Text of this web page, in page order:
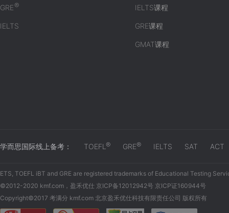
GRE®
IELTS
IELTS课程
GRE课程
GMAT课程
学而思国际线上备考： TOEFL ® GRE® IELTS SAT ACT
ETS, TOEFL iBT and GRE are registered trademarks of Educational Testing
©2012-2020 kmf.com，盈禾优仕 京ICP备12012942号 京ICP证160944号
Copyright©2017 考满分 kmf.com 北京盈禾优仕科技有限责任公司 版权所有